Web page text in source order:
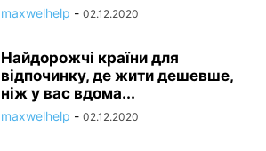
maxwelhelp - 02.12.2020
Найдорожчі країни для
відпочинку, де жити дешевше,
ніж у вас вдома...
maxwelhelp - 02.12.2020